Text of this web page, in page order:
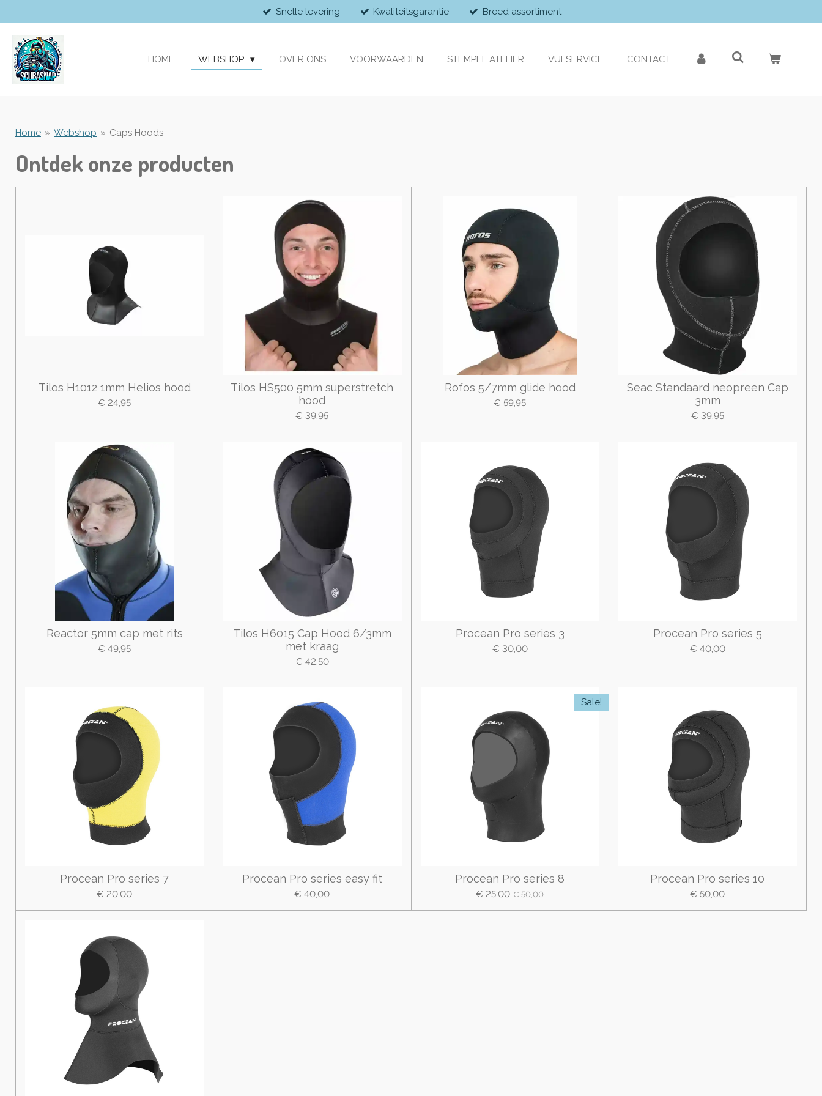
direct
naar
de
hoofdinhoud
Snelle levering Kwaliteitsgarantie Breed assortiment
HOME WEBSHOP OVER ONS VOORWAARDEN STEMPEL ATELIER VULSERVICE CONTACT
Home » Webshop » Caps Hoods
Ontdek onze producten
Tilos H1012 1mm Helios hood
€ 24,95
Tilos HS500 5mm superstretch
hood
€ 39,95
Rofos 5/7mm glide hood
€ 59,95
Seac Standaard neopreen Cap
3mm
€ 39,95
Reactor 5mm cap met rits
€ 49,95
Tilos H6015 Cap Hood 6/3mm
met kraag
€ 42,50
Procean Pro series 3
€ 30,00
Procean Pro series 5
€ 40,00
Procean Pro series 7
€ 20,00
Procean Pro series easy fit
€ 40,00
Sale!
Procean Pro series 8
€ 25,00 € 50,00
Procean Pro series 10
€ 50,00